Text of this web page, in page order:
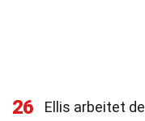
26
Ellis arbeitet